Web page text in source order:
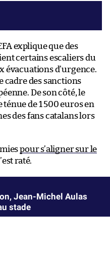
explique que des
certains escaliers du
évacuations d’urgence.
cadre des sanctions
De son côté, le
ténue de 1 500 euros en
des fans catalans lors
pour s’aligner sur le
raté.
Jean-Michel Aulas
stade